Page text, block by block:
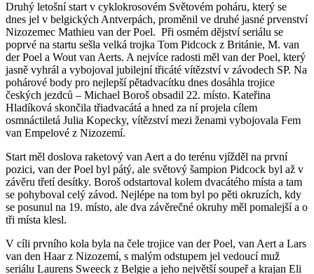
Druhý letošní start v cyklokrosovém Světovém poháru, který se
dnes jel v belgických Antverpách, proměnil ve druhé jasné prvenství
Nizozemec Mathieu van der Poel. Při osmém dějství seriálu se
poprvé na startu sešla velká trojka Tom Pidcock z Británie, M. van
der Poel a Wout van Aerts. A nejvíce radosti měl van der Poel, který
jasně vyhrál a vybojoval jubilejní třicáté vítězství v závodech SP. Na
pohárové body pro nejlepší pětadvacítku dnes dosáhla trojice
českých jezdců – Michael Boroš obsadil 22. místo. Kateřina
Hladíková skončila třiadvacátá a hned za ní projela cílem
osmnáctiletá Julia Kopecky, vítězství mezi ženami vybojovala Fem
van Empelové z Nizozemí.
Start měl doslova raketový van Aert a do terénu vjížděl na první
pozici, van der Poel byl pátý, ale světový šampion Pidcock byl až v
závěru třetí desítky. Boroš odstartoval kolem dvacátého místa a tam
se pohyboval celý závod. Nejlépe na tom byl po pěti okruzích, kdy
se posunul na 19. místo, ale dva závěrečné okruhy měl pomalejší a o
tři místa klesl.
V cíli prvního kola byla na čele trojice van der Poel, van Aert a Lars
van den Haar z Nizozemí, s malým odstupem jel vedoucí muž
seriálu Laurens Sweeck z Belgie a jeho největší soupeř a krajan Eli